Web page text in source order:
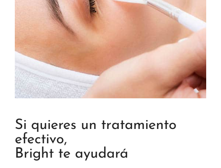
Si quieres un tratamiento
efectivo,
Bright te ayudará